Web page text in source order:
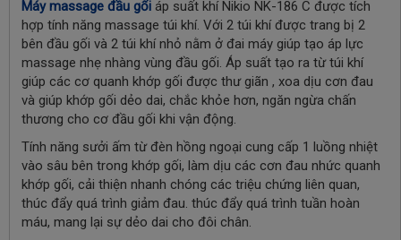
Máy massage đầu gối áp suất khí Nikio NK-186 C được tích
hợp tính năng massage túi khí. Với 2 túi khí được trang bị 2
bên đầu gối và 2 túi khí nhỏ nằm ở đai máy giúp tạo áp lực
massage nhẹ nhàng vùng đầu gối. Áp suất tạo ra từ túi khí
giúp các cơ quanh khớp gối được thư giãn , xoa dịu cơn đau
và giúp khớp gối dẻo dai, chắc khỏe hơn, ngăn ngừa chấn
thương cho cơ đầu gối khi vận động.
Tính năng sưởi ấm từ đèn hồng ngoại cung cấp 1 luồng nhiệt
vào sâu bên trong khớp gối, làm dịu các cơn đau nhức quanh
khớp gối, cải thiện nhanh chóng các triệu chứng liên quan,
thúc đẩy quá trình giảm đau. thúc đẩy quá trình tuần hoàn
máu, mang lại sự dẻo dai cho đôi chân.